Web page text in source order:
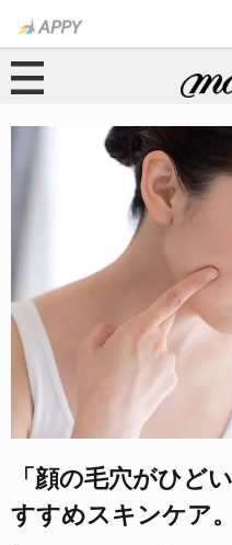
「顔の毛穴がひど
すすめスキンケア